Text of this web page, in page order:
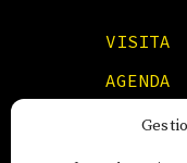
VISITA
AGENDA